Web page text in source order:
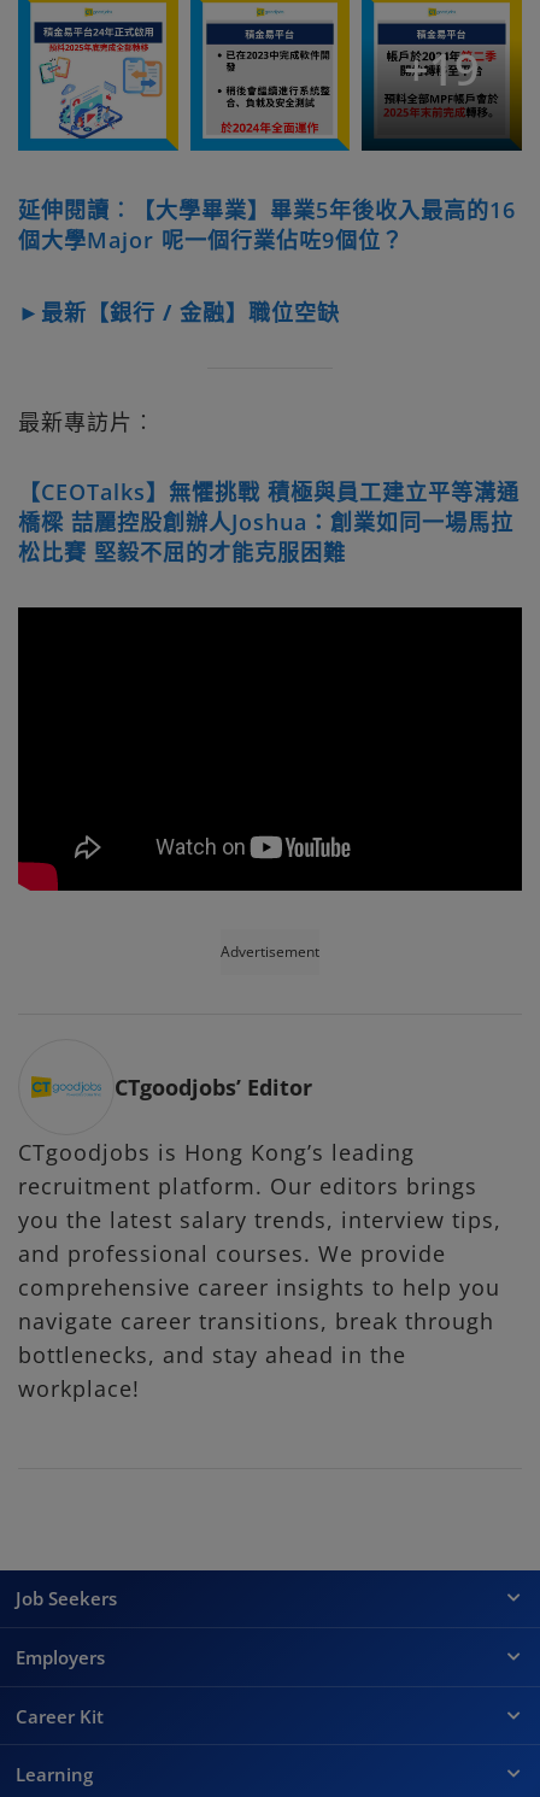
+19
延伸閱讀︰【大學畢業】畢業5年後收入最高的16
個大學Major 呢一個行業佔咗9個位？
►最新【銀行 / 金融】職位空缺
最新專訪片︰
【CEOTalks】無懼挑戰 積極與員工建立平等溝通
橋樑 喆麗控股創辦人Joshua：創業如同一場馬拉
松比賽 堅毅不屈的才能克服困難
Advertisement
CTgoodjobs’ Editor
CTgoodjobs is Hong Kong’s leading
recruitment platform. Our editors brings
you the latest salary trends, interview tips,
and professional courses. We provide
comprehensive career insights to help you
navigate career transitions, break through
bottlenecks, and stay ahead in the
workplace!
Job Seekers
Employers
Career Kit
Learning